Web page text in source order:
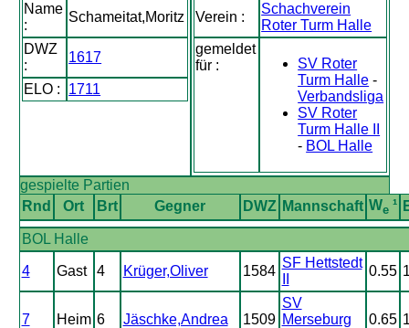
Name
:
Schameitat,Moritz
DWZ
:
1617
ELO : 1711
Verein :
Schachverein
Roter Turm Halle
gemeldet
für :
SV Roter
Turm Halle -
Verbandsliga
SV Roter
Turm Halle II
- BOL Halle
gespielte Partien
Rnd
Ort Brt Gegner DWZ Mannschaft We¹
BOL Halle
4 Gast 4 Krüger,Oliver 1584
SF Hettstedt
0.55
7 Heim 6 Jäschke,Andrea 1509
SV
Merseburg
0.65